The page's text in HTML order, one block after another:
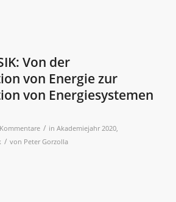
Von der
von Energie zur
von Energiesystemen
/ in Akademiejahr 2020,
/ von Peter Gorzolla